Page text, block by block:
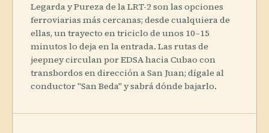
Legarda y Pureza de la LRT-2 son las opciones
ferroviarias más cercanas; desde cualquiera de
ellas, un trayecto en triciclo de unos 10–15
minutos lo deja en la entrada. Las rutas de
jeepney circulan por EDSA hacia Cubao con
transbordos en dirección a San Juan; dígale al
conductor "San Beda" y sabrá dónde bajarlo.